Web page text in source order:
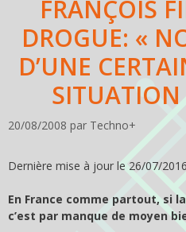
FRANÇOIS
DROGUE: «
D’UNE
SITUATION
20/08/2008 par Techno+
Dernière mise à jour le 26/07/
En France comme partout, si
c’est par manque de moyen